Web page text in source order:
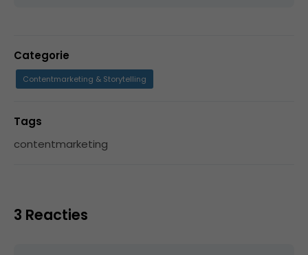
Categorie
Contentmarketing & Storytelling
Tags
contentmarketing
3 Reacties